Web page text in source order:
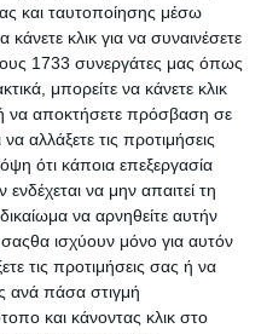
και ταυτοποίησης μέσω
κλικ για να συναινέσετε
1733 συνεργάτες μας όπως
μπορείτε να κάνετε κλικ
ή να αποκτήσετε πρόσβαση σε
αλλάξετε τις προτιμήσεις
ότι κάποια επεξεργασία
να μην απαιτεί τη
να αρνηθείτε αυτήν
ισχύουν μόνο για αυτόν
τις προτιμήσεις σας ή να
ανά πάσα στιγμή
και κάνοντας κλικ στο
Διεφθαρμένος - Devils
Night Ν.1
Διαθέσιμο
15,93€